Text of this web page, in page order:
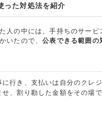
った対処法を紹介
人の中には、手持ちのサービ
いたので、公表できる範囲の
に行き、支払いは自分のクレ
せ、割り勘した金額をその場